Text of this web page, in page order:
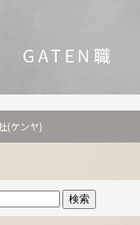
(ケンヤ)